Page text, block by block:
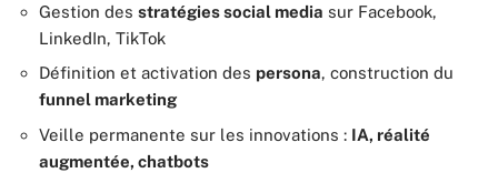
Gestion des stratégies social media sur Facebook,
LinkedIn, TikTok
Définition et activation des persona, construction du
funnel marketing
Veille permanente sur les innovations : IA, réalité
augmentée, chatbots